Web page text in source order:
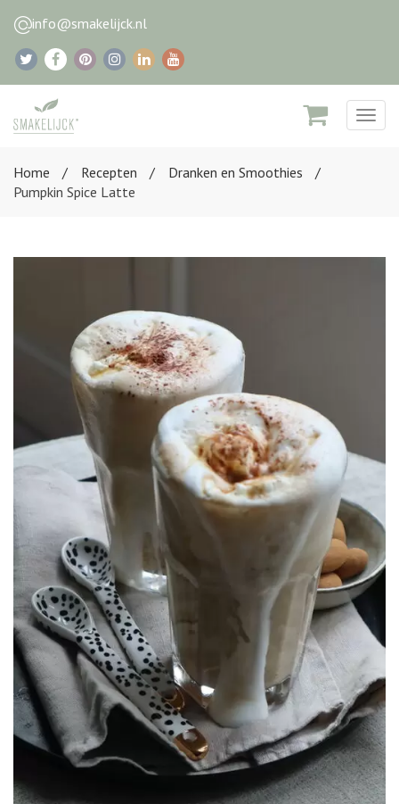
info@smakelijck.nl
Home
Recepten
Dranken en Smoothies
Pumpkin Spice Latte